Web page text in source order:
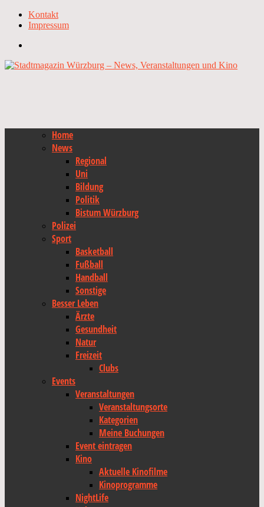
Kontakt
Impressum
Home
News
Regional
Uni
Bildung
Politik
Bistum Würzburg
Polizei
Sport
Basketball
Fußball
Handball
Sonstige
Besser Leben
Ärzte
Gesundheit
Natur
Freizeit
Clubs
Events
Veranstaltungen
Veranstaltungsorte
Kategorien
Meine Buchungen
Event eintragen
Kino
Aktuelle Kinofilme
Kinoprogramme
NightLife